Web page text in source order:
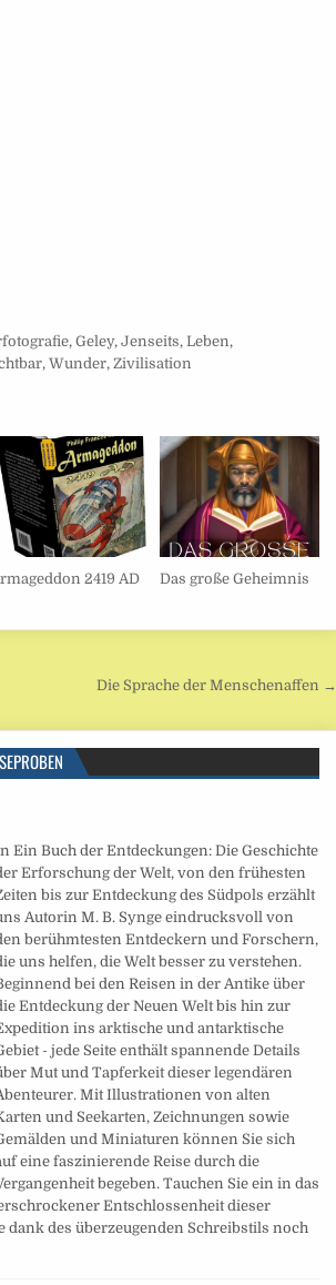
,Geley,Jenseits,Leben,
,Wunder,Zivilisation
2419 AD Das große Geheimnis
Die Sprache der Menschenaffen →
Ein Buch der Entdeckungen: Die Geschichte
Erforschung der Welt, von den frühesten
bis zur Entdeckung des Südpols erzählt
Autorin M. B. Synge eindrucksvoll von
berühmtesten Entdeckern und Forschern,
uns helfen, die Welt besser zu verstehen.
bei den Reisen in der Antike über
Entdeckung der Neuen Welt bis hin zur
ins arktische und antarktische
- jede Seite enthält spannende Details
Mut und Tapferkeit dieser legendären
Mit Illustrationen von alten
und Seekarten, Zeichnungen sowie
und Miniaturen können Sie sich
eine faszinierende Reise durch die
begeben. Tauchen Sie ein in das
Entschlossenheit dieser
dank des überzeugenden Schreibstils noch